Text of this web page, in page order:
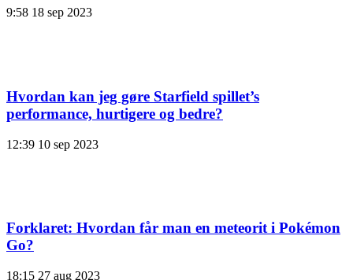
9:58 18 sep 2023
Hvordan kan jeg gøre Starfield spillet’s
performance, hurtigere og bedre?
12:39 10 sep 2023
Forklaret: Hvordan får man en meteorit i Pokémon
Go?
18:15 27 aug 2023